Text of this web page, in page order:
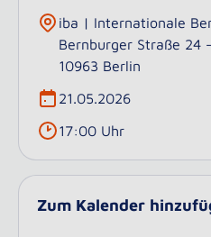
iba | Internationale
Bernburger Straße 24
10963 Berlin
21.05.2026
17:00 Uhr
Zum Kalender